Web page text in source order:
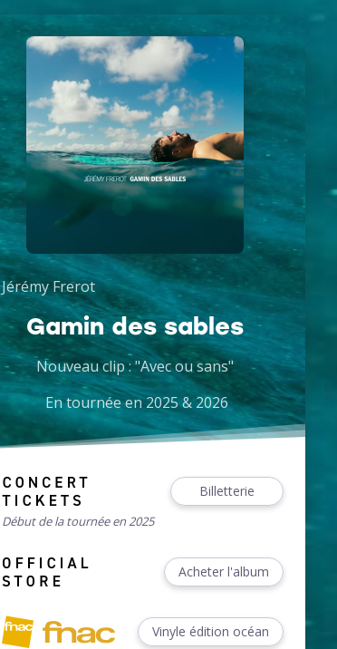
Jérémy Frerot
Gamin des sables
Nouveau clip : "Avec ou sans"
En tournée en 2025 & 2026
Billetterie
Début de la tournée en 2025
Acheter l'album
Vinyle édition océan